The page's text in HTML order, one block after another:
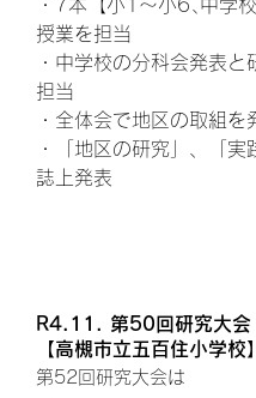
・7本【小1～小6､中学
授業を担当
・中学校の分科会発表と
担当
・全体会で地区の取組を
・「地区の研究」、「実
誌上発表
R4.11. 第50回研究大会
【高槻市立五百住小学校
第52回研究大会は